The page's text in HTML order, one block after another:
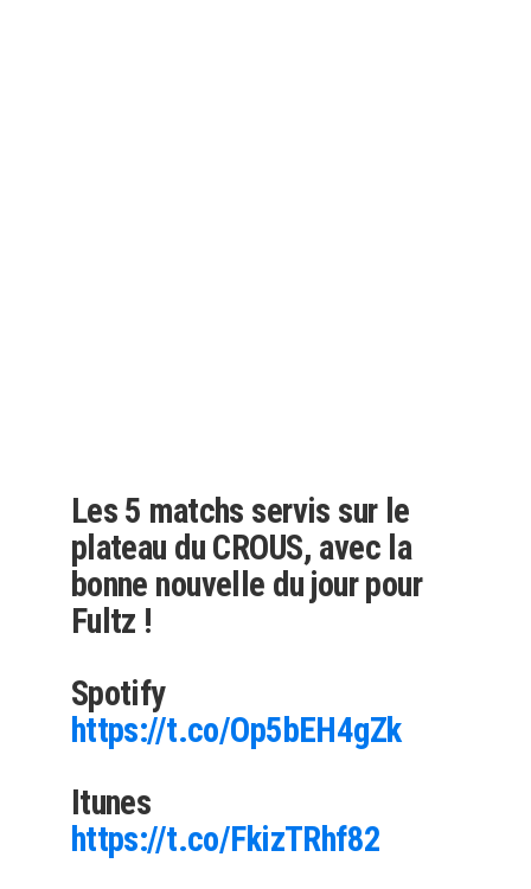
Les 5 matchs servis sur le
plateau du CROUS, avec la
bonne nouvelle du jour pour
Fultz !
Spotify
https://t.co/Op5bEH4gZk
Itunes
https://t.co/FkizTRhf82